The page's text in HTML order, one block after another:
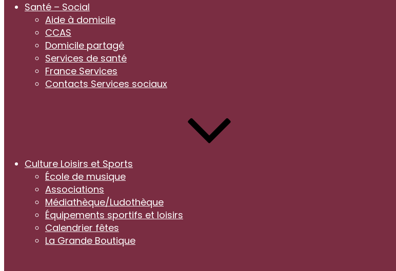
Santé – Social
Aide à domicile
CCAS
Domicile partagé
Services de santé
France Services
Contacts Services sociaux
Culture Loisirs et Sports
École de musique
Associations
Médiathèque/Ludothèque
Équipements sportifs et loisirs
Calendrier fêtes
La Grande Boutique